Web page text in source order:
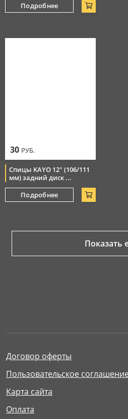
Подробнее
30 РУБ.
Спицы KAYO 12" (106/111
мм) задний диск ...
Подробнее
Показать
Договор оферты
Пользовательское соглашение
Карта сайта
Оплата